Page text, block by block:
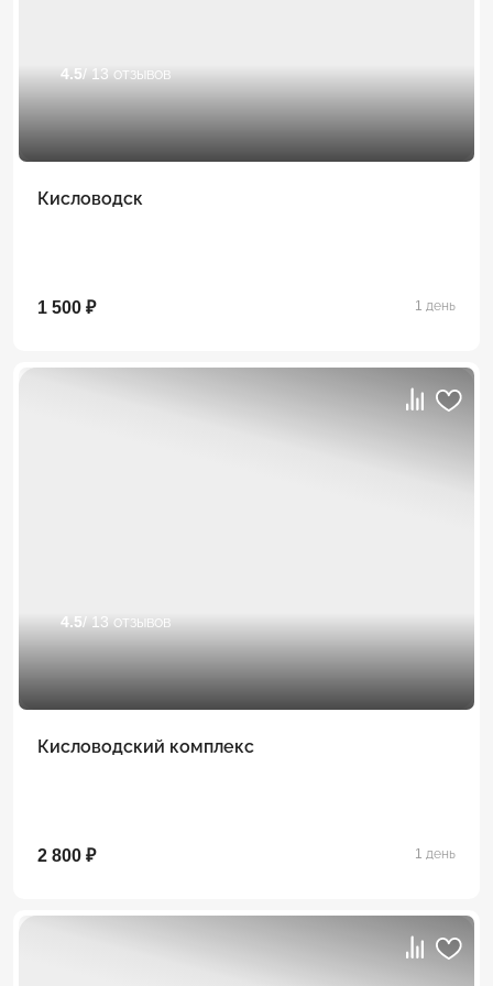
4.5/ 13 отзывов
Кисловодск
1 500 ₽ 1 день
4.5/ 13 отзывов
Кисловодский комплекс
2 800 ₽ 1 день